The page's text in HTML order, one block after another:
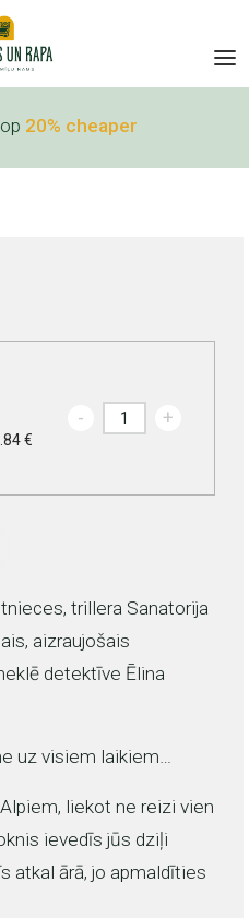
20% cheaper
€
- +
trillera Sanatorija
aizraujošais
detektīve Ēlina
uz visiem laikiem…
liekot ne reizi vien
ievedīs jūs dziļi
atkal ārā, jo apmaldīties